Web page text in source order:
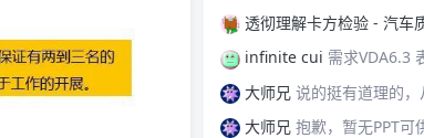
透彻理解卡方检验 - 汽车
infinite cui 需求VDA6.3
大师兄 说的挺有道理的，从现实看到的大部分情况，做技术的人都比较直，对技术的一丝不苟，容易在遇到需要
大师兄 抱歉，暂无PPT可